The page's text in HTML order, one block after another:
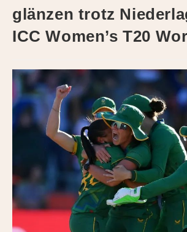
glänzen trotz
ICC Women’s T20